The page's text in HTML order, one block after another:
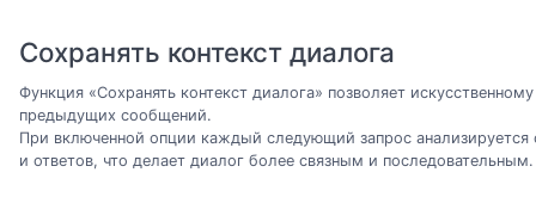
Сохранять контекст диалога
Функция «Сохранять контекст диалога» позволяет
предыдущих сообщений.
При включенной опции каждый следующий запрос
и ответов, что делает диалог более связным и последовательным.